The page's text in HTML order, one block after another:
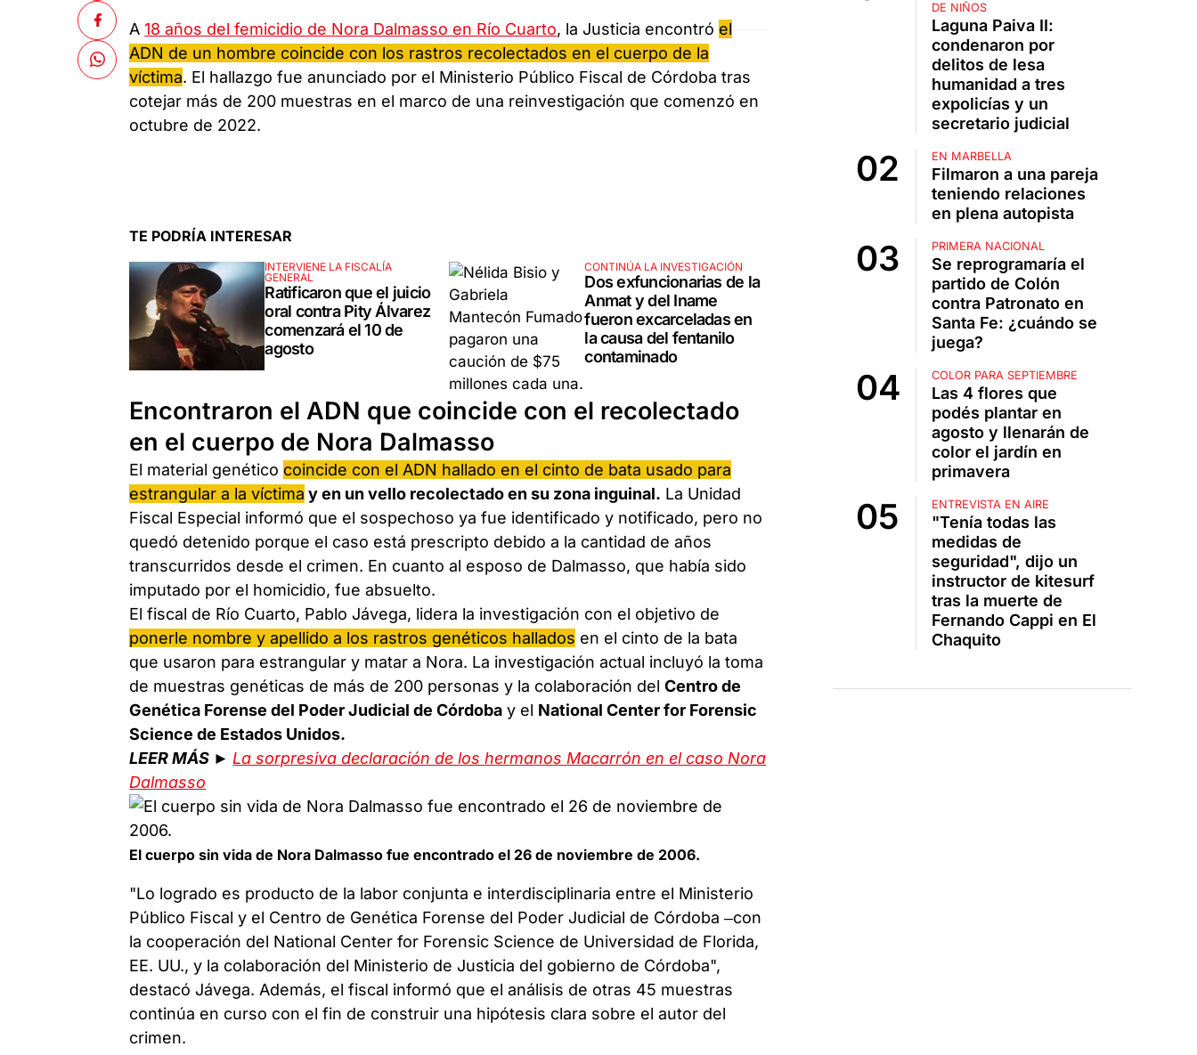
A18 años del femicidio de Nora Dalmasso en Río Cuarto, la Justicia encontró el
ADN de un hombre coincide con los rastros recolectados en el cuerpo de la
víctima. El hallazgo fue anunciado por el Ministerio Público Fiscal de Córdoba tras
cotejar más de 200 muestras en el marco de una reinvestigación que comenzó en
octubre de 2022.
TE PODRÍA INTERESAR
INTERVIENE LA FISCALÍA
GENERAL
Ratificaron que el juicio
oral contra Pity Álvarez
comenzará el 10 de
agosto
CONTINÚA LA INVESTIGACIÓN
Dos exfuncionarias de la
Anmat y del Iname
fueron excarceladas en
la causa del fentanilo
contaminado
Encontraron el ADN que coincide con el recolectado
en el cuerpo de Nora Dalmasso
El material genético coincide con el ADN hallado en el cinto de bata usado para
estrangular a la víctima y en un vello recolectado en su zona inguinal. La Unidad
Fiscal Especial informó que el sospechoso ya fue identificado y notificado, pero no
quedó detenido porque el caso está prescripto debido a la cantidad de años
transcurridos desde el crimen. En cuanto al esposo de Dalmasso, que había sido
imputado por el homicidio, fue absuelto.
El fiscal de Río Cuarto, Pablo Jávega, lidera la investigación con el objetivo de
ponerle nombre y apellido a los rastros genéticos hallados en el cinto de la bata
que usaron para estrangular y matar a Nora. La investigación actual incluyó la toma
de muestras genéticas de más de 200 personas y la colaboración delCentro de
Genética Forense del Poder Judicial de Córdoba y el National Center for Forensic
Science de Estados Unidos.
LEER MÁS ► La sorpresiva declaración de los hermanos Macarrón en el caso Nora
Dalmasso
El cuerpo sin vida de Nora Dalmasso fue encontrado el 26 de noviembre de 2006.
"Lo logrado es producto de la labor conjunta e interdisciplinaria entre el Ministerio
Público Fiscal y el Centro de Genética Forense del Poder Judicial de Córdoba –con
la cooperación del National Center for Forensic Science de Universidad de Florida,
EE. UU., y la colaboración del Ministerio de Justicia del gobierno de Córdoba",
destacó Jávega. Además, el fiscal informó que el análisis de otras 45 muestras
continúa en curso con el fin de construir una hipótesis clara sobre el autor del
crimen.
DE NIÑOS
Laguna Paiva II:
condenaron por
delitos de lesa
humanidad a tres
expolicías y un
secretario judicial
EN MARBELLA
Filmaron a una pareja
teniendo relaciones
en plena autopista
PRIMERA NACIONAL
Se reprogramaría el
partido de Colón
contra Patronato en
Santa Fe: ¿cuándo se
juega?
COLOR PARA SEPTIEMBRE
Las 4 flores que
podés plantar en
agosto y llenarán de
color el jardín en
primavera
ENTREVISTA EN AIRE
"Tenía todas las
medidas de
seguridad", dijo un
instructor de kitesurf
tras la muerte de
Fernando Cappi en El
Chaquito